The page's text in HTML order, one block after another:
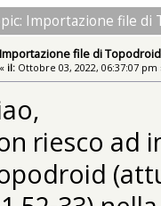
Importazione file di
Importazione file di
« il: Ottobre 03, 2022, 06:37:07 pm
riesco ad